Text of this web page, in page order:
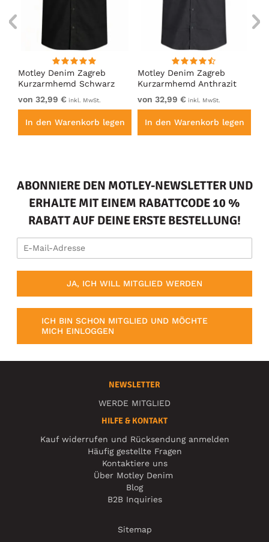
Motley Denim Zagreb
Kurzarmhemd Schwarz
von 32,99 € inkl. MwSt.
In den Warenkorb legen
Motley Denim Zagreb
Kurzarmhemd Anthrazit
von 32,99 € inkl. MwSt.
In den Warenkorb legen
ABONNIERE DEN MOTLEY-NEWSLETTER UND
ERHALTE MIT EINEM RABATTCODE 10 %
RABATT AUF DEINE ERSTE BESTELLUNG!
JA, ICH WILL MITGLIED WERDEN
ICH BIN SCHON MITGLIED UND MÖCHTE
MICH EINLOGGEN
NEWSLETTER
WERDE MITGLIED
HILFE & KONTAKT
Kauf widerrufen und Rücksendung anmelden
Häufig gestellte Fragen
Kontaktiere uns
Über Motley Denim
Blog
B2B Inquiries
Sitemap